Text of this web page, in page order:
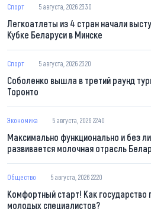
Спорт 5 августа, 2026 23:30
Легкоатлеты из 4 стран начали
Кубке Беларуси в Минске
Спорт 5 августа, 2026 23:20
Соболенко вышла в третий раунд
Торонто
Экономика 5 августа, 2026 22:40
Максимально функционально и без
развивается молочная отрасль
Общество 5 августа, 2026 22:20
Комфортный старт! Как государство
молодых специалистов?